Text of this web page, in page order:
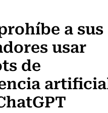
a sus
usar
de